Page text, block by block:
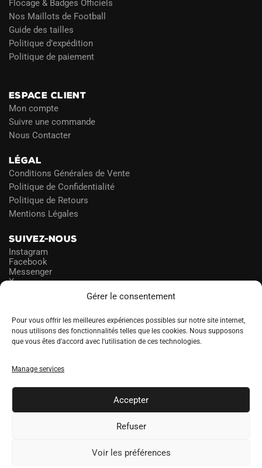
Gérer le consentement
Pour vous offrir les meilleures expériences possibles sur notre site internet,
nous utilisons des fonctionnalités telles que les cookies. Nous supposons
que vous êtes d'accord avec l'utilisation de ces technologies.
Manage services
Accepter
Refuser
Voir les préférences
Flocage & Badges Officiels
Nos Maillots de Football
Guide des tailles
Politique d’expédition
Politique de paiement
ESPACE CLIENT
Mon compte
Suivre une commande
Nous Contacter
LÉGAL
Conditions Générales de Vente
Politique de Confidentialité
Politique de Retours
Mentions Légales
SUIVEZ-NOUS
Instagram
Facebook
Messenger
X
LANGUE